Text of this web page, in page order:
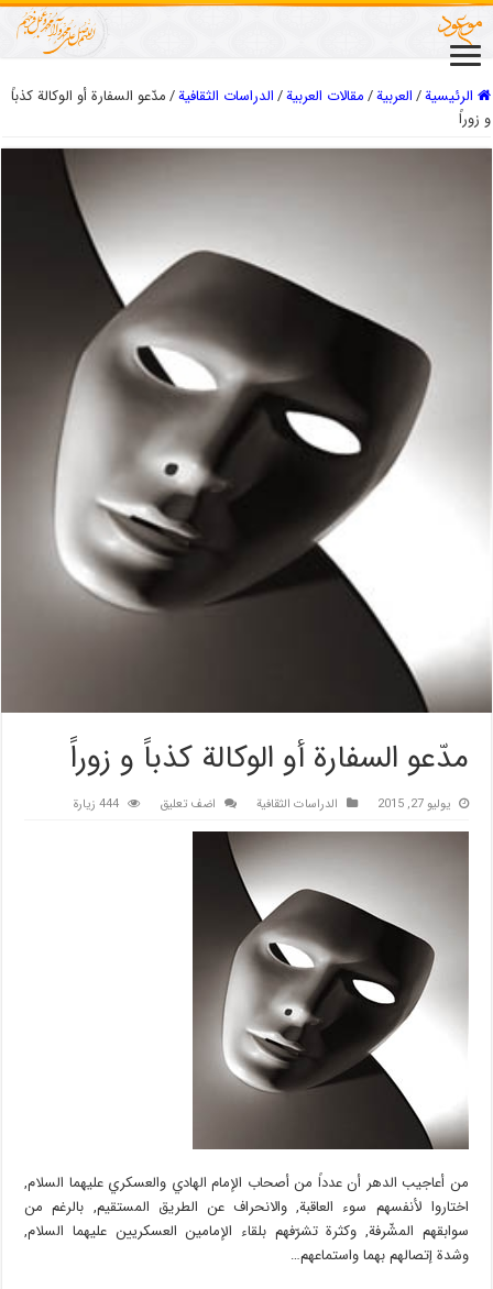
الرئيسية/العربیة/مقالات العربیة/الدراسات الثقافیة/مدّعو السفارة أو الوكالة كذباً
و زوراً
مدّعو السفارة أو الوكالة كذباً و زوراً
يوليو 27, 2015 الدراسات الثقافیة اضف تعليق 444 زيارة
من أعاجيب الدهر أن عدداً من أصحاب الإمام الهادي والعسكري عليهما السلام,
اختاروا لأنفسهم سوء العاقبة, والانحراف عن الطريق المستقيم, بالرغم من
سوابقهم المشّرفة, وكثرة تشرّفهم بلقاء الإمامين العسكريين عليهما السلام,
وشدة إتصالهم بهما واستماعهم…